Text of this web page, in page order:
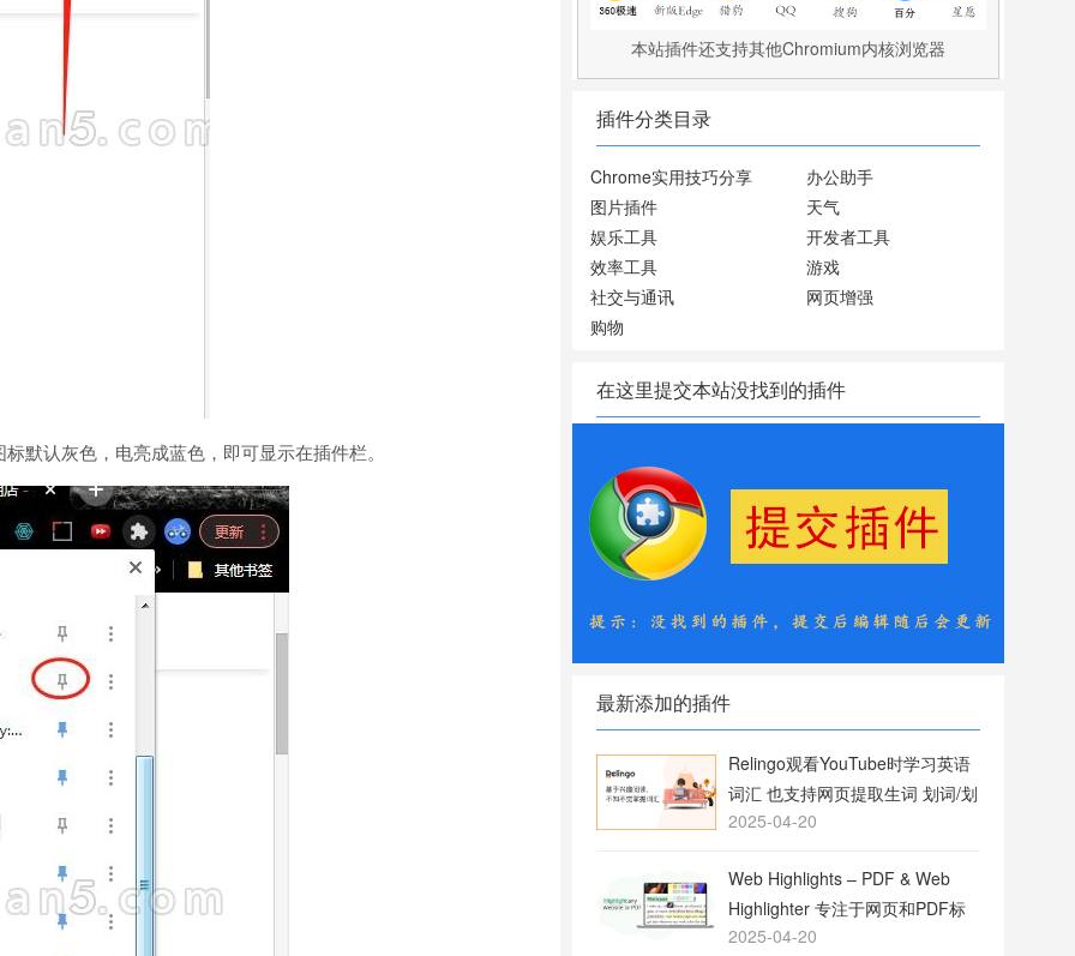
默认灰色，电亮成蓝色，即可显示在插件栏。
本站插件还支持其他Chromium内核浏览器
插件分类目录
Chrome实用技巧分享
办公助手
图片插件
天气
娱乐工具
开发者工具
效率工具
游戏
社交与通讯
网页增强
购物
在这里提交本站没找到的插件
最新添加的插件
Relingo观看YouTube时学习英语
词汇 也支持网页提取生词 划词/划
句翻译
2025-04-20
Web Highlights – PDF & Web
Highlighter 专注于网页和PDF标
注的工具
2025-04-20